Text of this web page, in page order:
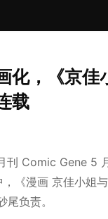
化，《京佳
载
刊 Comic Gene 5
，《漫画 京佳小姐
负责。